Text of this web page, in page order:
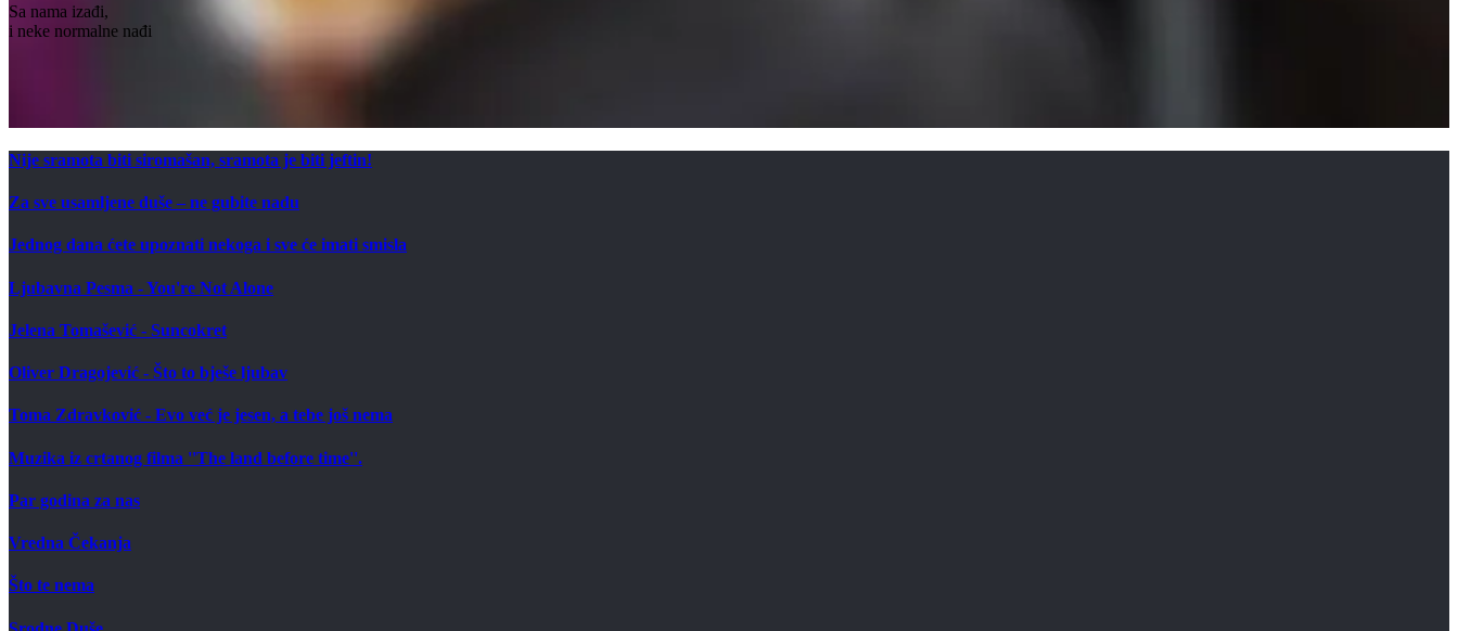
Sa nama izađi,
i neke normalne nađi
Nije sramota biti siromašan, sramota je biti jeftin!
Za sve usamljene duše – ne gubite nadu
Jednog dana ćete upoznati nekoga i sve će imati smisla
Ljubavna Pesma - You're Not Alone
Jelena Tomašević - Suncokret
Oliver Dragojević - Što to bješe ljubav
Toma Zdravković - Evo već je jesen, a tebe još nema
Muzika iz crtanog filma ''The land before time''.
Par godina za nas
Vredna Čekanja
Što te nema